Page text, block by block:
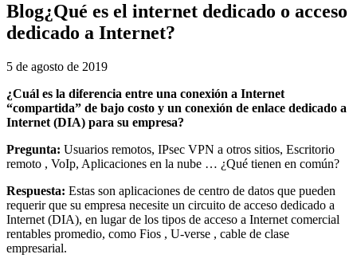
Blog¿Qué es el internet dedicado o acceso
dedicado a Internet?
5 de agosto de 2019
¿Cuál es la diferencia entre una conexión a Internet
“compartida” de bajo costo y un conexión de enlace dedicado a
Internet (DIA) para su empresa?
Pregunta: Usuarios remotos, IPsec VPN a otros sitios, Escritorio
remoto , VoIp, Aplicaciones en la nube … ¿Qué tienen en común?
Respuesta: Estas son aplicaciones de centro de datos que pueden
requerir que su empresa necesite un circuito de acceso dedicado a
Internet (DIA), en lugar de los tipos de acceso a Internet comercial
rentables promedio, como Fios , U-verse , cable de clase
empresarial.